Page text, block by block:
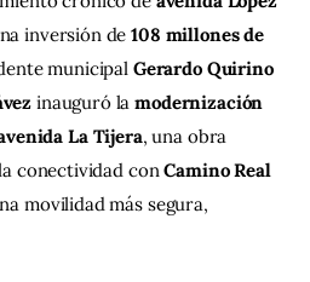
inversión de 108 millones de
municipal Gerardo Quirino
inauguró la modernización
La Tijera, una obra
conectividad con Camino Real
movilidad más segura,